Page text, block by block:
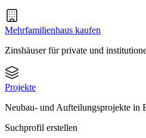
Mehrfamilienhaus kaufen
Zinshäuser für private und
Projekte
Neubau- und Aufteilungsprojekte in
Suchprofil erstellen